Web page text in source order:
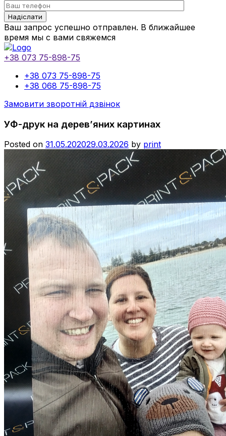
Ваш запрос успешно отправлен. В ближайшее
время мы с вами свяжемся
+38 073 75-898-75
+38 073 75-898-75
+38 068 75-898-75
Замовити зворотній дзвінок
УФ-друк на дерев’яних картинах
Posted on 31.05.202029.03.2026 by print